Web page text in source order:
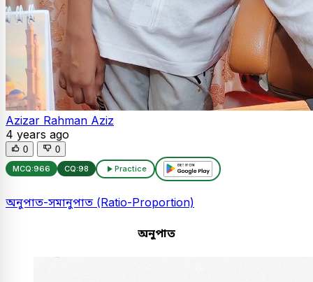
Azizar Rahman Aziz
4 years ago
0 0
MCQ:966 CQ:98 Practice
অনুপাত-সমানুপাত (Ratio-Proportion)
অনুপাত